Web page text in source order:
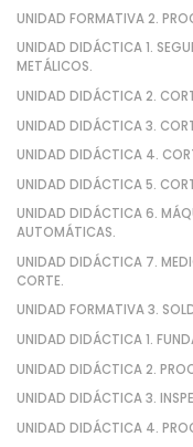
UNIDAD FORMATIVA 2.
UNIDAD DIDÁCTICA 1.
METÁLICOS.
UNIDAD DIDÁCTICA 2.
UNIDAD DIDÁCTICA 3.
UNIDAD DIDÁCTICA 4.
UNIDAD DIDÁCTICA 5.
UNIDAD DIDÁCTICA 6.
AUTOMÁTICAS.
UNIDAD DIDÁCTICA 7.
CORTE.
UNIDAD FORMATIVA 3.
UNIDAD DIDÁCTICA 1.
UNIDAD DIDÁCTICA 2.
UNIDAD DIDÁCTICA 3.
UNIDAD DIDÁCTICA 4.